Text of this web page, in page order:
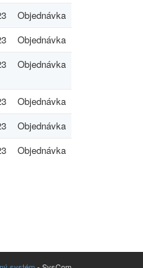
Objednávka
Objednávka
Objednávka
Objednávka
Objednávka
Objednávka